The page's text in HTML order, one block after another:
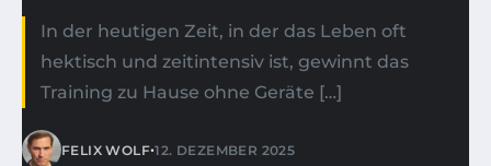
In der heutigen Zeit, in der das Leben oft
hektisch und zeitintensiv ist, gewinnt das
Training zu Hause ohne Geräte […]
FELIX WOLF•12. DEZEMBER 2025